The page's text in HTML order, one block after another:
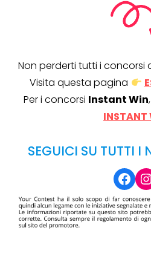
Non perderti tutti i concorsi
Visita questa pagina
Per i concorsi Instant Win
INSTANT
SEGUICI SU TUTTI I